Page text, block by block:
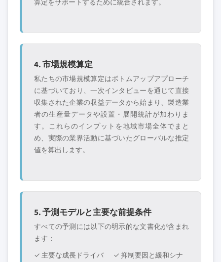
算定をサポートするために統合されます。
4. 市場規模算定
私たちの市場規模算定はボトムアップアプローチ
に基づいており、一次インタビューを通じて直接
収集された企業の収益データから始まり、製造業
者の生産量データや設置・展開統計が加わりま
す。これらのインプットを地域市場全体でまと
め、実際の業界活動に基づいたグローバルな推定
値を算出します。
5. 予測モデルと主要な前提条件
すべての予測には以下の明示的な文書化が含まれ
ます：
✓ 主要な成長ドライバ
✓ 抑制要因と緩和シナ